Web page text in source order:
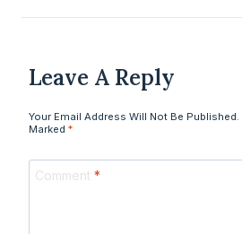
Leave A Reply
Your Email Address Will Not Be Published.
Marked *
Comment *